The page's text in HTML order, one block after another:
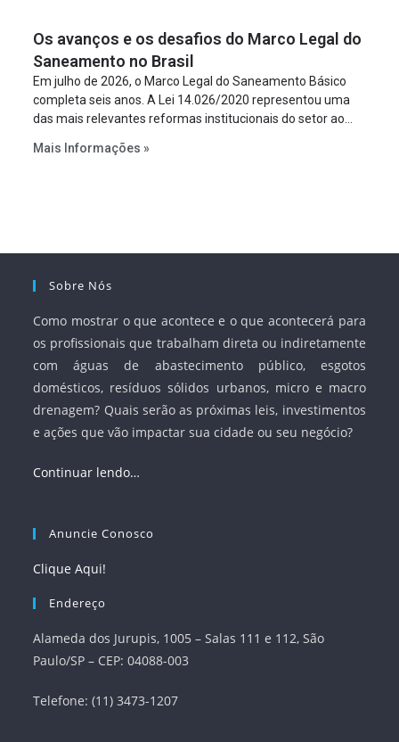
projeto a projeto.
Os avanços e os desafios do Marco Legal do
Saneamento no Brasil
Em julho de 2026, o Marco Legal do Saneamento Básico
completa seis anos. A Lei 14.026/2020 representou uma
das mais relevantes reformas institucionais do setor ao
serviços, ampliar a participação da iniciativa privada,
Mais Informações »
Sobre Nós
Como mostrar o que acontece e o que acontecerá para
os profissionais que trabalham direta ou indiretamente
com águas de abastecimento público, esgotos
domésticos, resíduos sólidos urbanos, micro e macro
drenagem? Quais serão as próximas leis, investimentos
e ações que vão impactar sua cidade ou seu negócio?
Continuar lendo…
Anuncie Conosco
Clique Aqui!
Endereço
Alameda dos Jurupis, 1005 – Salas 111 e 112, São
Paulo/SP – CEP: 04088-003
Telefone: (11) 3473-1207